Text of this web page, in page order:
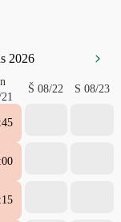
2026
Š 08/22 S 08/23